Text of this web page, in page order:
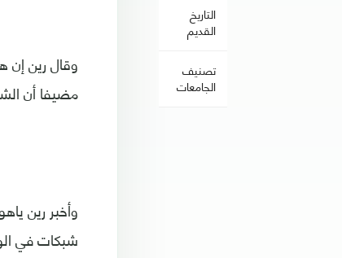
التاريخ
القديم
تصنيف
الجامعات
وقال رين إن
مضيفا أن
وأخبر رين
شبكات في